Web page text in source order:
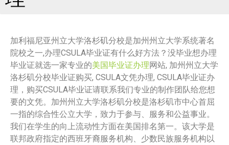
加利福尼亚州立大学洛杉矶分校是加州州立大学系统著名
院校之一,办理CSULA毕业证有什么好方法？没毕业想办理
毕业证就选一家专业的美国毕业证办理网站, 加州州立大学
洛杉矶分校毕业证购买, CSULA文凭办理, CSULA毕业证办
理，购买CSULA毕业证请联系我们专业的制作团队给您想
要的文凭。加州州立大学洛杉矶分校是洛杉矶市中心首屈
一指的综合性公立大学，致力于参与、服务和公益事业。
我们在学生的向上流动性方面在美国排名第一。该大学是
联邦政府指定的西班牙裔服务机构、少数民族服务机构以